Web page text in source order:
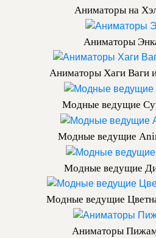
Аниматоры на
Аниматоры
Аниматоры Хаги Ваги
Модные ведущие
Модные ведущие
Модные ведущие
Модные ведущие
Аниматоры